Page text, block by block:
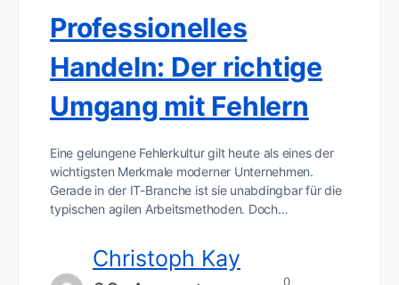
Professionelles
Handeln: Der richtige
Umgang mit Fehlern
Eine gelungene Fehlerkultur gilt heute als eines der
wichtigsten Merkmale moderner Unternehmen.
Gerade in der IT-Branche ist sie unabdingbar für die
typischen agilen Arbeitsmethoden. Doch…
Christoph Kay
0